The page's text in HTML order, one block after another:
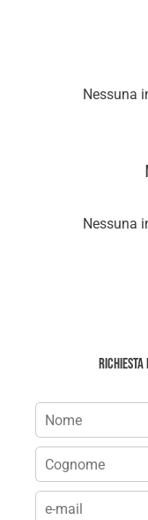
Nessuna
Nessuna